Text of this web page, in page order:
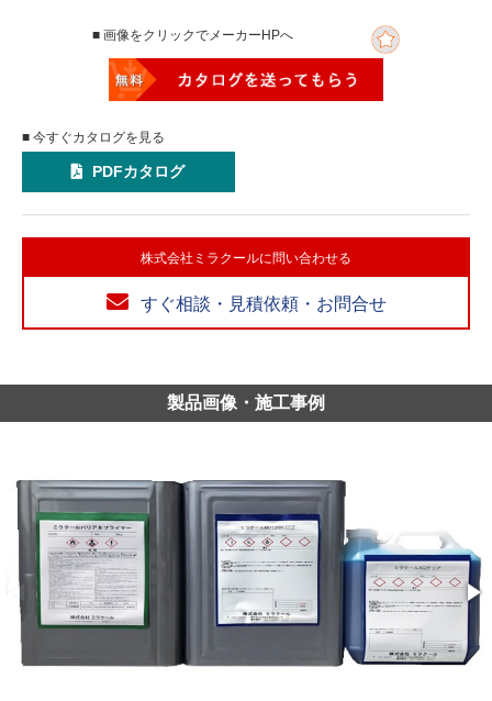
■ 画像をクリックでメーカーHPへ
■ 今すぐカタログを見る
PDFカタログ
株式会社ミラクールに問い合わせる
すぐ相談・見積依頼・お問合せ
製品画像・施工事例